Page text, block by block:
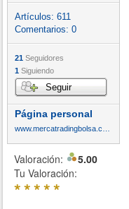
Artículos: 611
Comentarios: 0
21 Seguidores
1 Siguiendo
Seguir
Página personal
Valoración:
5.00
Tu Valoración:
*****